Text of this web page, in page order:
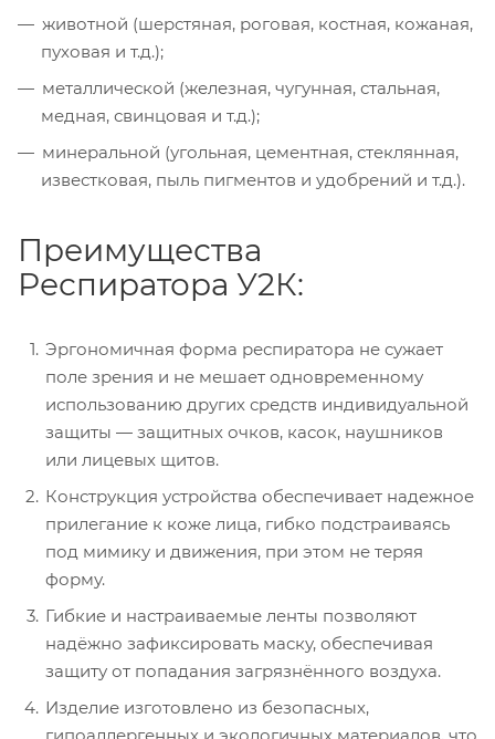
животной (шерстяная, роговая, костная, кожаная,
пуховая и т.д.);
металлической (железная, чугунная, стальная,
медная, свинцовая и т.д.);
минеральной (угольная, цементная, стеклянная,
известковая, пыль пигментов и удобрений и т.д.).
Преимущества
Респиратора У2К:
Эргономичная форма респиратора не сужает
поле зрения и не мешает одновременному
использованию других средств индивидуальной
защиты — защитных очков, касок, наушников
или лицевых щитов.
Конструкция устройства обеспечивает надежное
прилегание к коже лица, гибко подстраиваясь
под мимику и движения, при этом не теряя
форму.
Гибкие и настраиваемые ленты позволяют
надёжно зафиксировать маску, обеспечивая
защиту от попадания загрязнённого воздуха.
Изделие изготовлено из безопасных,
гипоаллергенных и экологичных материалов, что